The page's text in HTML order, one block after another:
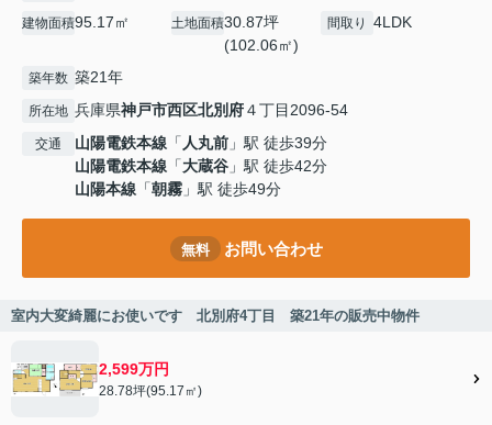
建物面積95.17㎡ 土地面積30.87坪
(102.06㎡)
間取り 4LDK
築年数 築21年
所在地 兵庫県神戸市西区北別府４丁目2096-54
交通 山陽電鉄本線 「 人丸前 」駅 徒歩39分
山陽電鉄本線 「大蔵谷 」駅 徒歩42分
山陽本線 「朝霧 」駅 徒歩49分
無料 お問い合わせ
室内大変綺麗にお使いです 北別府4丁目 築21年の販売中物件
2,599万円
28.78坪(95.17㎡)